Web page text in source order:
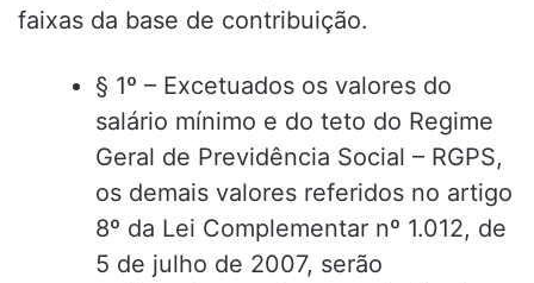
faixas da base de contribuição.
§ 1º – Excetuados os valores do
salário mínimo e do teto do Regime
Geral de Previdência Social – RGPS,
os demais valores referidos no artigo
8º da Lei Complementar nº 1.012, de
5 de julho de 2007, serão